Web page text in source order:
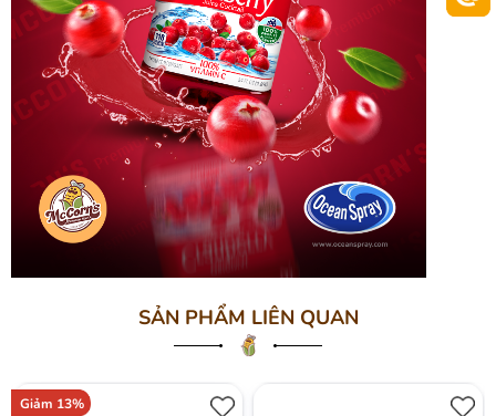
SẢN PHẨM LIÊN QUAN
Giảm 13%